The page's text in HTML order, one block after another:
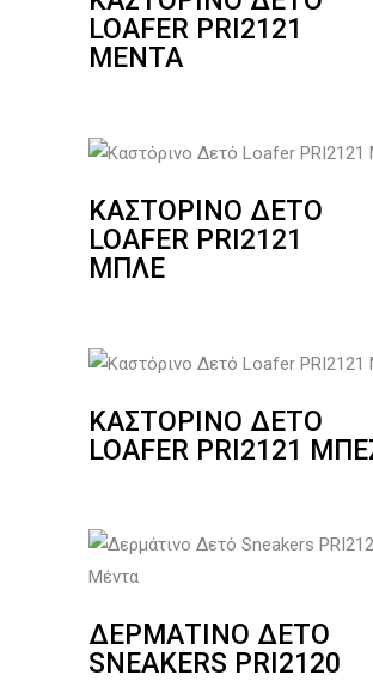
LOAFER PRI2121
ΜΈΝΤΑ
ΚΑΣΤΌΡΙΝΟ ΔΕΤΌ
LOAFER PRI2121
ΜΠΛΕ
ΚΑΣΤΌΡΙΝΟ ΔΕΤΌ
LOAFER PRI2121
ΔΕΡΜΆΤΙΝΟ ΔΕΤΌ
SNEAKERS PRΙ2120